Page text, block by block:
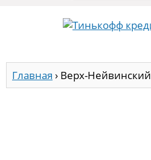
Главная › Верх-Нейвинский